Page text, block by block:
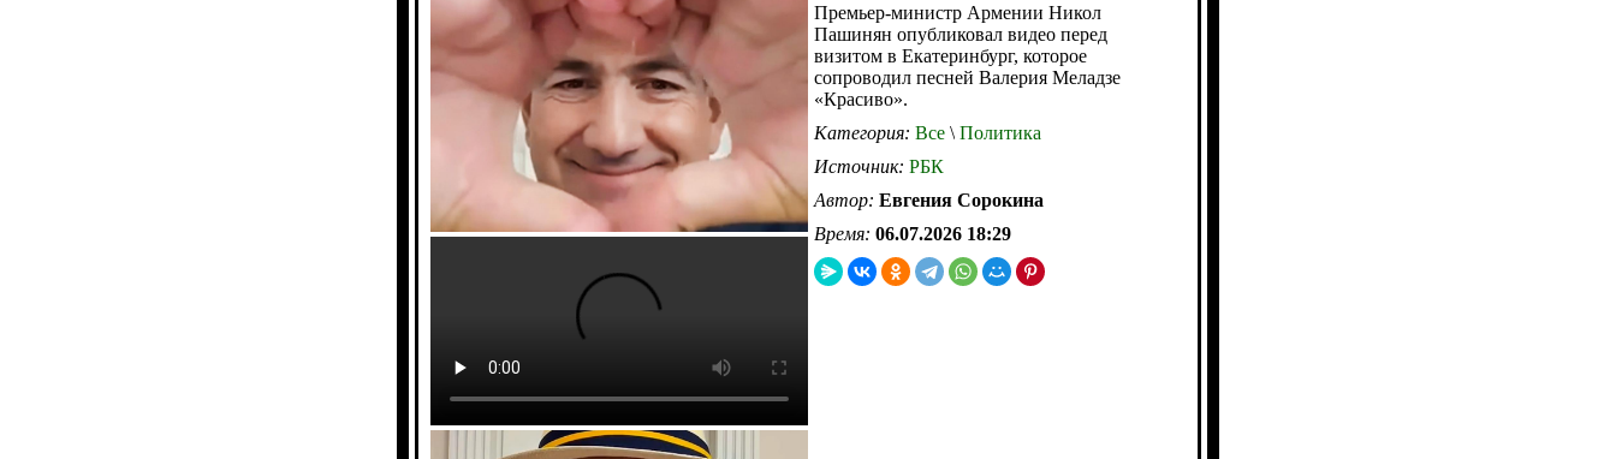
Премьер-министр Армении Никол
Пашинян опубликовал видео перед
визитом в Екатеринбург, которое
сопроводил песней Валерия Меладзе
«Красиво».
Категория: Все \ Политика
Источник: РБК
Автор: Евгения Сорокина
Время: 06.07.2026 18:29